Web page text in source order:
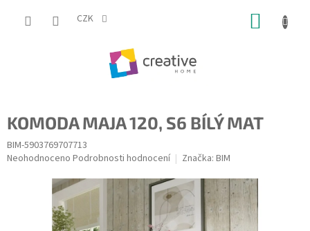
CZK
KOMODA MAJA 120, S6 BÍLÝ MAT
BIM-5903769707713
Průměrné
Neohodnoceno Podrobnosti hodnocení Značka: BIM